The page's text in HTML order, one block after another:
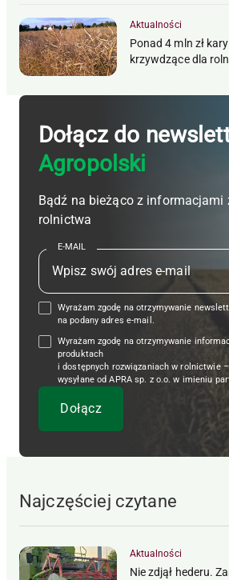
Aktualności
Ponad 4 mln zł
krzywdzące dla
Dołącz do
Agropolski
Bądź na bieżąco z informacjami
rolnictwa
E-MAIL
Wyrażam zgodę na otrzymywanie
na podany adres e-mail.
Wyrażam zgodę na otrzymywanie
produktach
i dostępnych rozwiązaniach w rolnictwie
wysyłane od APRA sp. z o.o. w imieniu
Najczęściej czytane
Aktualności
Nie zdjął hederu.